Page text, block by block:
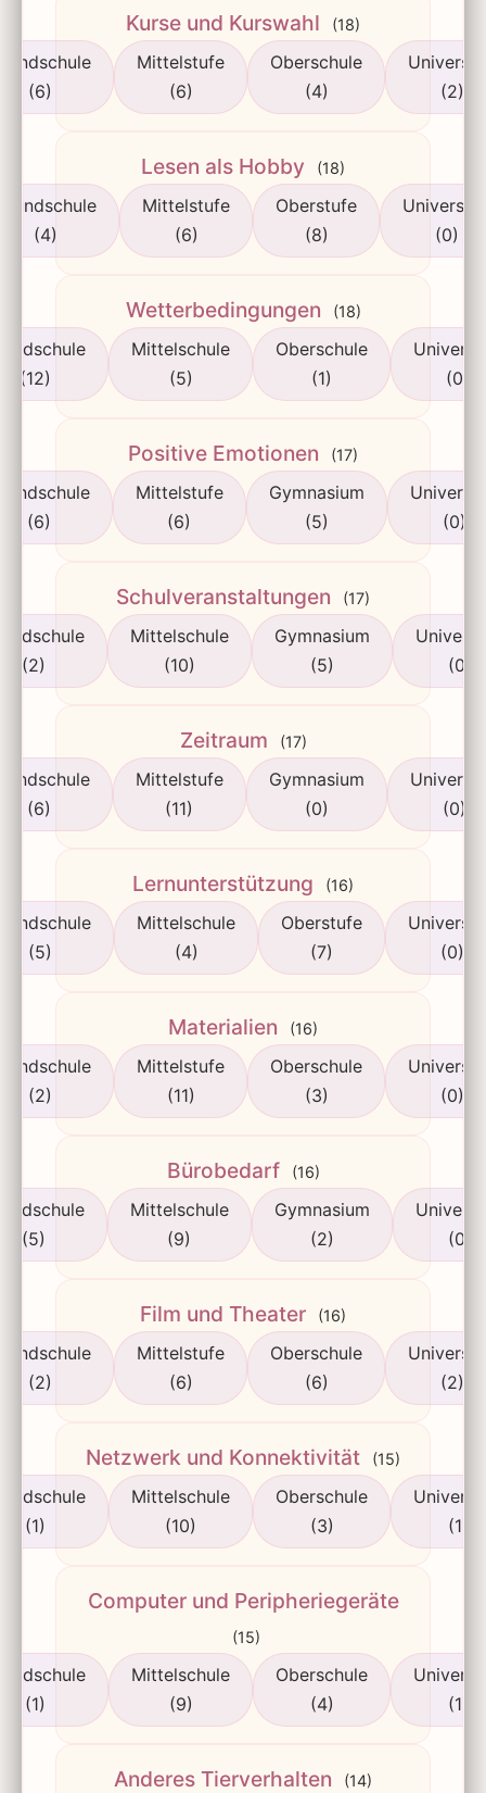
Kurse und Kurswahl (18)
(6)
Mittelstufe
(6)
Oberschule
(4)
(2)
Lesen als Hobby (18)
(4)
Mittelstufe
(6)
Oberstufe
(8)
(0)
Wetterbedingungen (18)
(12)
Mittelschule
(5)
Oberschule
(1)
(0)
Positive Emotionen (17)
(6)
Mittelstufe
(6)
Gymnasium
(5)
(0)
Schulveranstaltungen (17)
(2)
Mittelschule
(10)
Gymnasium
(5)
(0)
Zeitraum (17)
(6)
Mittelstufe
(11)
Gymnasium
(0)
(0)
Lernunterstützung (16)
(5)
Mittelschule
(4)
Oberstufe
(7)
(0)
Materialien (16)
(2)
Mittelstufe
(11)
Oberschule
(3)
(0)
Bürobedarf (16)
(5)
Mittelschule
(9)
Gymnasium
(2)
(0)
Film und Theater (16)
(2)
Mittelstufe
(6)
Oberschule
(6)
(2)
Netzwerk und Konnektivität (15)
(1)
Mittelschule
(10)
Oberschule
(3)
(1)
Computer und Peripheriegeräte
(15)
(1)
Mittelschule
(9)
Oberschule
(4)
(1)
Anderes Tierverhalten (14)